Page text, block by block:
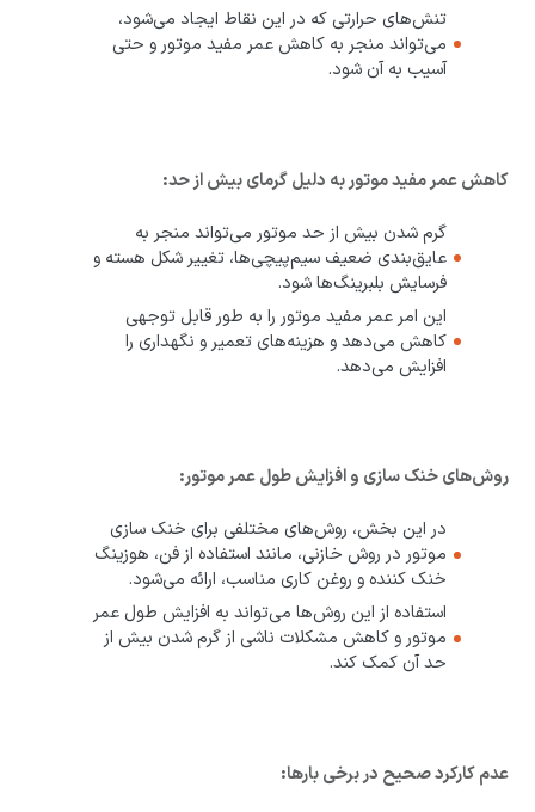
تنش‌های حرارتی که در این نقاط ایجاد می‌شود،
می‌تواند منجر به کاهش عمر مفید موتور و حتی
آسیب به آن شود.
کاهش عمر مفید موتور به دلیل گرمای بیش از حد:
گرم شدن بیش از حد موتور می‌تواند منجر به
عایق‌بندی ضعیف سیم‌پیچی‌ها، تغییر شکل هسته و
فرسایش بلبرینگ‌ها شود.
این امر عمر مفید موتور را به طور قابل توجهی
کاهش می‌دهد و هزینه‌های تعمیر و نگهداری را
افزایش می‌دهد.
روش‌های خنک سازی و افزایش طول عمر موتور:
در این بخش، روش‌های مختلفی برای خنک سازی
موتور در روش خازنی، مانند استفاده از فن، هوزینگ
خنک کننده و روغن کاری مناسب، ارائه می‌شود.
استفاده از این روش‌ها می‌تواند به افزایش طول عمر
موتور و کاهش مشکلات ناشی از گرم شدن بیش از
حد آن کمک کند.
عدم کارکرد صحیح در برخی بارها: